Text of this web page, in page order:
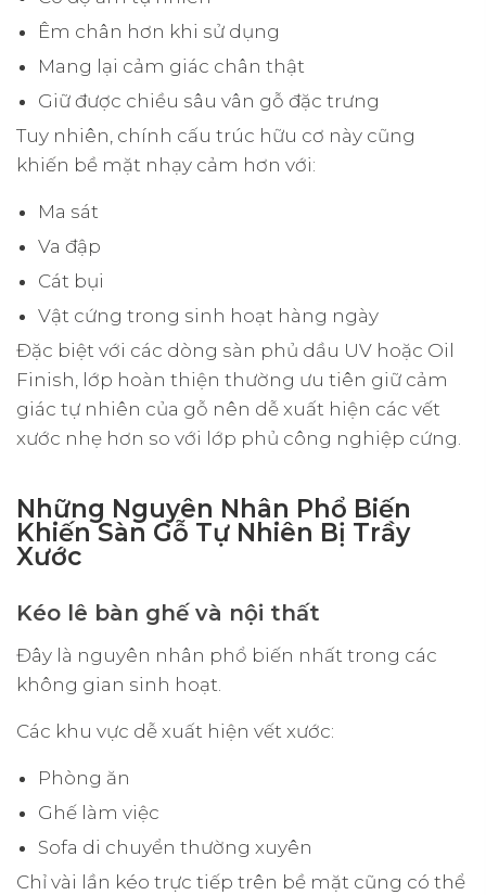
Êm chân hơn khi sử dụng
Mang lại cảm giác chân thật
Giữ được chiều sâu vân gỗ đặc trưng
Tuy nhiên, chính cấu trúc hữu cơ này cũng
khiến bề mặt nhạy cảm hơn với:
Ma sát
Va đập
Cát bụi
Vật cứng trong sinh hoạt hàng ngày
Đặc biệt với các dòng sàn phủ dầu UV hoặc Oil
Finish, lớp hoàn thiện thường ưu tiên giữ cảm
giác tự nhiên của gỗ nên dễ xuất hiện các vết
xước nhẹ hơn so với lớp phủ công nghiệp cứng.
Những Nguyên Nhân Phổ Biến
Khiến Sàn Gỗ Tự Nhiên Bị Trầy
Xước
Kéo lê bàn ghế và nội thất
Đây là nguyên nhân phổ biến nhất trong các
không gian sinh hoạt.
Các khu vực dễ xuất hiện vết xước:
Phòng ăn
Ghế làm việc
Sofa di chuyển thường xuyên
Chỉ vài lần kéo trực tiếp trên bề mặt cũng có thể